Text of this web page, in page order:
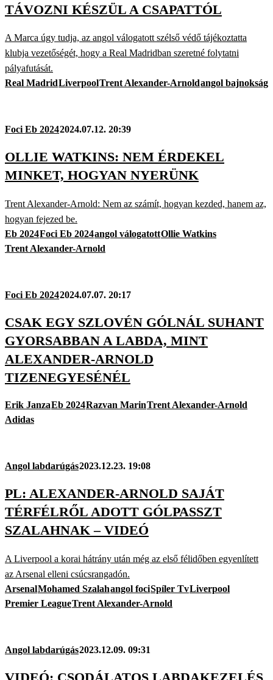
TÁVOZNI KÉSZÜL A CSAPATTÓL
A Marca úgy tudja, az angol válogatott szélső védő tájékoztatta
klubja vezetőségét, hogy a Real Madridban szeretné folytatni
pályafutását.
Real MadridLiverpoolTrent Alexander-Arnoldangol bajnokság
Foci Eb 20242024.07.12. 20:39
OLLIE WATKINS: NEM ÉRDEKEL
MINKET, HOGYAN NYERÜNK
Trent Alexander-Arnold: Nem az számít, hogyan kezded, hanem az,
hogyan fejezed be.
Eb 2024Foci Eb 2024angol válogatottOllie Watkins
Trent Alexander-Arnold
Foci Eb 20242024.07.07. 20:17
CSAK EGY SZLOVÉN GÓLNÁL SUHANT
GYORSABBAN A LABDA, MINT
ALEXANDER-ARNOLD
TIZENEGYESÉNÉL
Erik JanzaEb 2024Razvan MarinTrent Alexander-Arnold
Adidas
Angol labdarúgás2023.12.23. 19:08
PL: ALEXANDER-ARNOLD SAJÁT
TÉRFÉLRŐL ADOTT GÓLPASSZT
SZALAHNAK – VIDEÓ
A Liverpool a korai hátrány után még az első félidőben egyenlített
az Arsenal elleni csúcsrangadón.
ArsenalMohamed Szalahangol fociSpíler TvLiverpool
Premier LeagueTrent Alexander-Arnold
Angol labdarúgás2023.12.09. 09:31